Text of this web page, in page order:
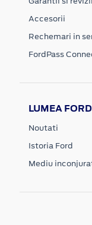
Accesorii
Rechemari in
FordPass
LUMEA FORD
Noutati
Istoria Ford
Mediu